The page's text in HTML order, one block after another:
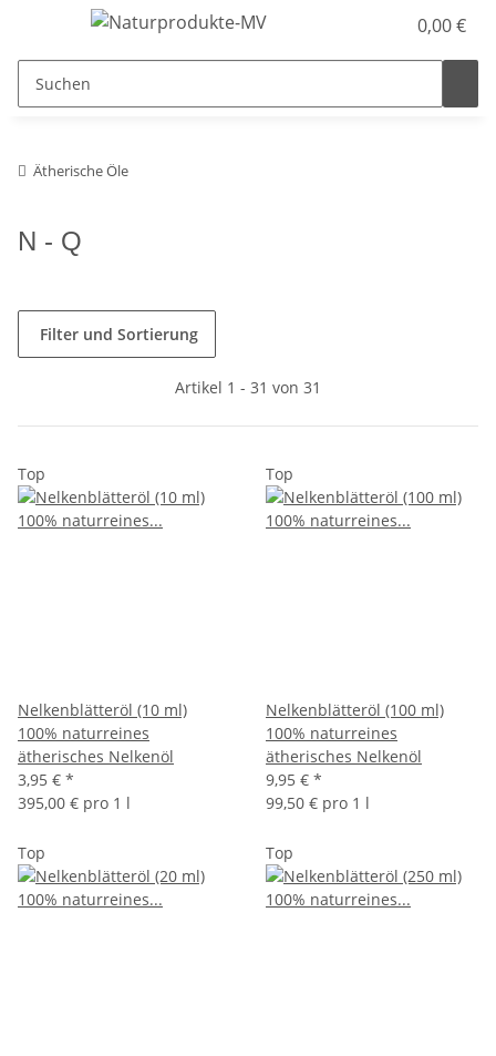
0,00 €
Ätherische Öle
N - Q
Filter und Sortierung
Artikel 1 - 31 von 31
Top
Nelkenblätteröl (10 ml)
100% naturreines
ätherisches Nelkenöl
3,95 € *
395,00 € pro 1 l
Top
Nelkenblätteröl (100 ml)
100% naturreines
ätherisches Nelkenöl
9,95 € *
99,50 € pro 1 l
Top Top